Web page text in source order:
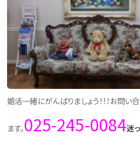
婚活一緒にがんばりましょう！！！お問い
ます。025-245-0084迷